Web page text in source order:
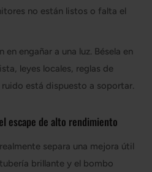
no están listos o falta el
engañar a una luz. Bésela en
leyes locales, reglas de
está dispuesto a soportar.
escape de alto rendimiento
separa una mejora útil
brillante y el bombo